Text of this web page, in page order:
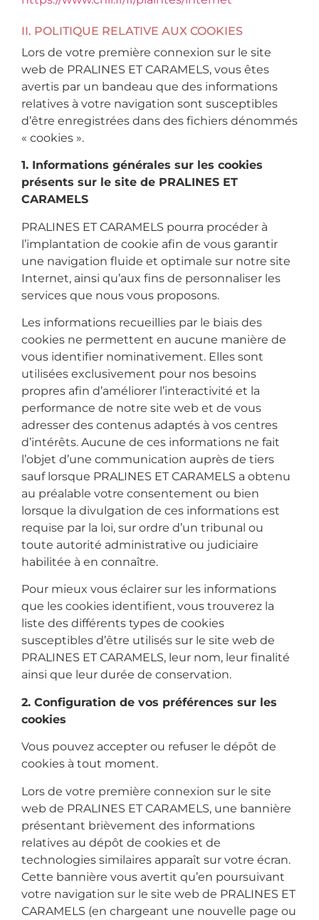
II. POLITIQUE RELATIVE AUX COOKIES
Lors de votre première connexion sur le site
web de PRALINES ET CARAMELS, vous êtes
avertis par un bandeau que des informations
relatives à votre navigation sont susceptibles
d’être enregistrées dans des fichiers dénommés
« cookies ».
1. Informations générales sur les cookies
présents sur le site de PRALINES ET
CARAMELS
PRALINES ET CARAMELS pourra procéder à
l’implantation de cookie afin de vous garantir
une navigation fluide et optimale sur notre site
Internet, ainsi qu’aux fins de personnaliser les
services que nous vous proposons.
Les informations recueillies par le biais des
cookies ne permettent en aucune manière de
vous identifier nominativement. Elles sont
utilisées exclusivement pour nos besoins
propres afin d’améliorer l’interactivité et la
performance de notre site web et de vous
adresser des contenus adaptés à vos centres
d’intérêts. Aucune de ces informations ne fait
l’objet d’une communication auprès de tiers
sauf lorsque PRALINES ET CARAMELS a obtenu
au préalable votre consentement ou bien
lorsque la divulgation de ces informations est
requise par la loi, sur ordre d’un tribunal ou
toute autorité administrative ou judiciaire
habilitée à en connaître.
Pour mieux vous éclairer sur les informations
que les cookies identifient, vous trouverez la
liste des différents types de cookies
susceptibles d’être utilisés sur le site web de
PRALINES ET CARAMELS, leur nom, leur finalité
ainsi que leur durée de conservation.
2. Configuration de vos préférences sur les
cookies
Vous pouvez accepter ou refuser le dépôt de
cookies à tout moment.
Lors de votre première connexion sur le site
web de PRALINES ET CARAMELS, une bannière
présentant brièvement des informations
relatives au dépôt de cookies et de
technologies similaires apparaît sur votre écran.
Cette bannière vous avertit qu’en poursuivant
votre navigation sur le site web de PRALINES ET
CARAMELS (en chargeant une nouvelle page ou